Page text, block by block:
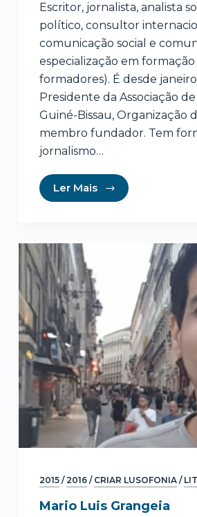
Escritor, jornalista, analista
político, consultor
comunicação social e
especialização em formação
formadores). É desde
Presidente da Associação
Guiné-Bissau, Organização
membro fundador. Tem
jornalismo…
Ler Mais
2015/ 2016/ CRIAR LUSOFONIA/
Mario Luis Grangeia